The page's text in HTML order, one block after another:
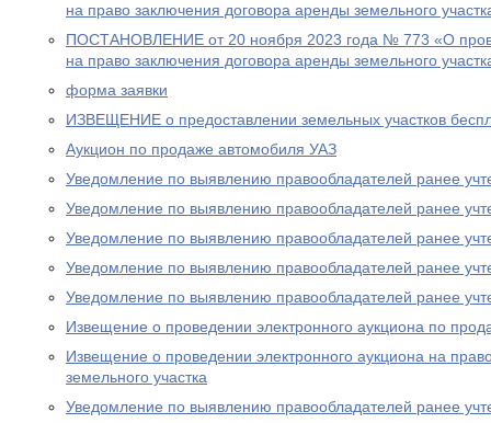
на право заключения договора аренды земельного
ПОСТАНОВЛЕНИЕ от 20 ноября 2023 года № 773 «О
на право заключения договора аренды земельного
форма заявки
ИЗВЕЩЕНИЕ о предоставлении земельных участков
Аукцион по продаже автомобиля УАЗ
Уведомление по выявлению правообладателей ранее
Уведомление по выявлению правообладателей ранее
Уведомление по выявлению правообладателей ранее
Уведомление по выявлению правообладателей ранее
Уведомление по выявлению правообладателей ранее
Извещение о проведении электронного аукциона по
Извещение о проведении электронного аукциона на
земельного участка
Уведомление по выявлению правообладателей ранее